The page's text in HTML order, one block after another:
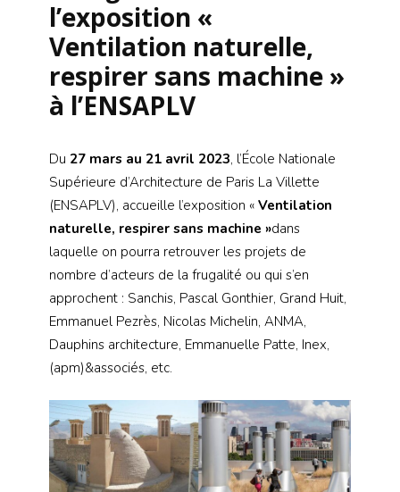
l’exposition «
Ventilation naturelle,
respirer sans machine »
à l’ENSAPLV
Du 27 mars au 21 avril 2023, l’École Nationale
Supérieure d’Architecture de Paris La Villette
(ENSAPLV), accueille l’exposition « Ventilation
naturelle, respirer sans machine »dans
laquelle on pourra retrouver les projets de
nombre d’acteurs de la frugalité ou qui s’en
approchent : Sanchis, Pascal Gonthier, Grand Huit,
Emmanuel Pezrès, Nicolas Michelin, ANMA,
Dauphins architecture, Emmanuelle Patte, Inex,
(apm)&associés, etc.